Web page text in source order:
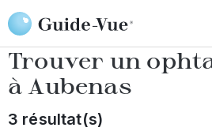
Aller au contenu principal
Accueil Annuaire des ophtalmologistes
Trouver un
à Aubenas
3 résultat(s)